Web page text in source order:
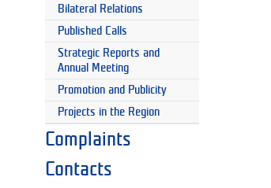
Bilateral Relations
Published Calls
Strategic Reports and
Annual Meeting
Promotion and Publicity
Projects in the Region
Complaints
Contacts